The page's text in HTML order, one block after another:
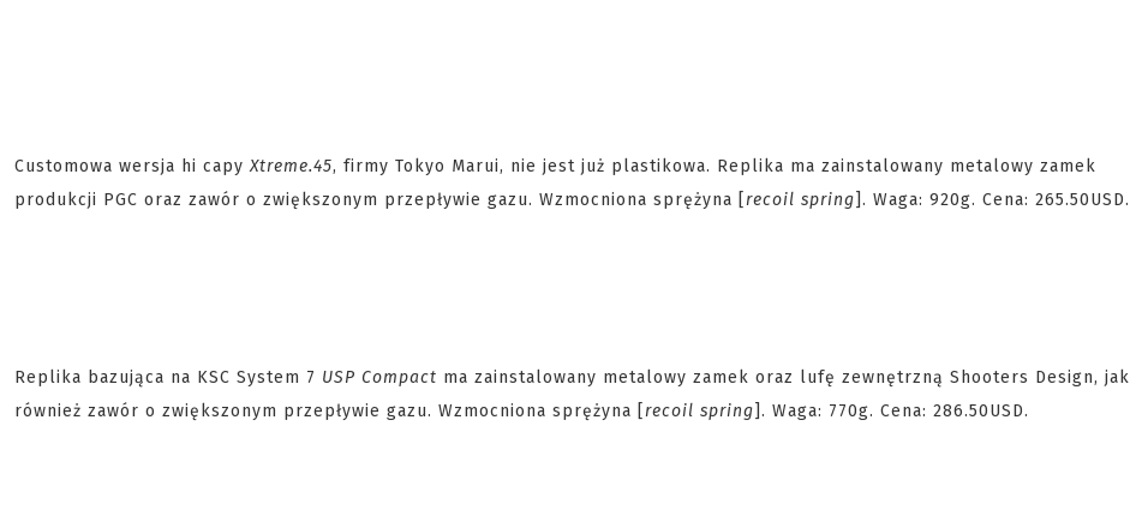
Customowa wersja hi capyXtreme.45, firmy Tokyo Marui, nie jest już plastikowa. Replika ma zainstalowany metalowy zamek
produkcji PGC oraz zawór o zwiększonym przepływie gazu. Wzmocniona sprężyna [recoil spring]. Waga: 920g. Cena: 265.50USD.
Replika bazująca na KSC System 7 USP Compact ma zainstalowany metalowy zamek oraz lufę zewnętrzną Shooters Design, jak
również zawór o zwiększonym przepływie gazu. Wzmocniona sprężyna [recoil spring]. Waga: 770g. Cena: 286.50USD.